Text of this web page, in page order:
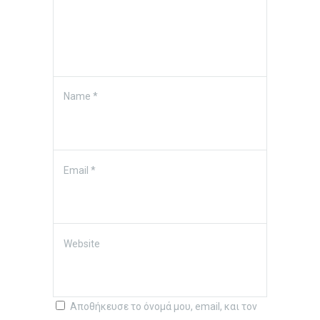
Name *
Email *
Website
Αποθήκευσε το όνομά μου, email, και τον